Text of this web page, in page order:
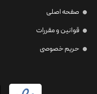
صفحه اصلی
قوانین و مقررات
حریم خصوصی